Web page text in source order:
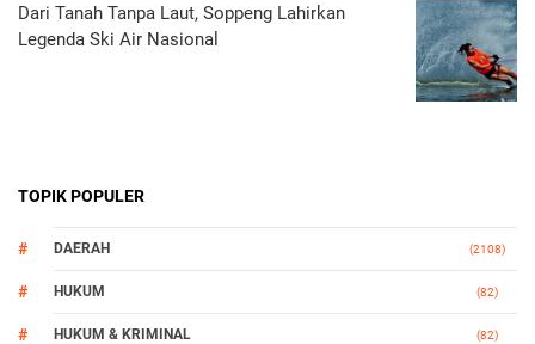
Dari Tanah Tanpa Laut, Soppeng Lahirkan
Legenda Ski Air Nasional
TOPIK POPULER
DAERAH (2108)
HUKUM (82)
HUKUM & KRIMINAL (82)